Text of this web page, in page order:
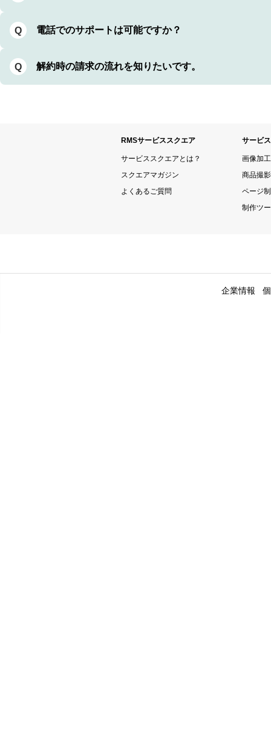
Q 電話でのサポートは可能ですか？
Q 解約時の請求の流れを知りたいです。
RMSサービススクエア
サービススクエアとは？
スクエアマガジン
よくあるご質問
サービ
画像加
商品撮影
ページ
制作ツ
企業情報